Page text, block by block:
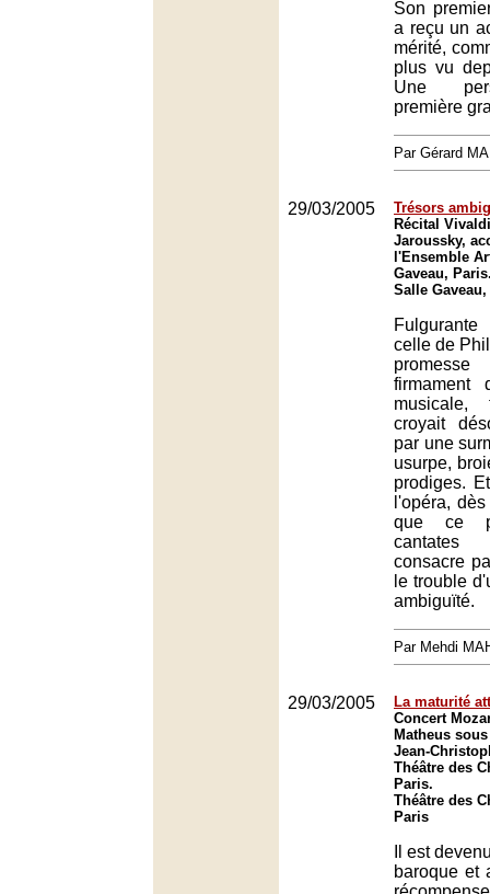
Son
a reçu un
mérité,
plus vu
Une
première
Par Gérard
29/03/2005
Trésors
Récital
Jaroussky,
l'Ensemble
Gaveau,
Salle
celle de
firmament
croyait
par une
usurpe,
prodiges.
l'opéra,
que ce
cantates
consacre
le trouble
ambiguïté.
Par Mehdi
29/03/2005
La maturité
Concert
Matheus
Jean-
Théâtre des
Paris.
Théâtre des
Paris
Il est
baroque et